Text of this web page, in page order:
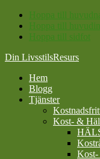
Hoppa till
Hoppa till
Hoppa till sidfot
Din LivsstilsResurs
Hem
Blogg
Tjänster
Kost- &
Kost-